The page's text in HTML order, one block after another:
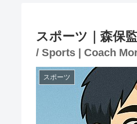
スポーツ｜森保
/ Sports | Coach
スポーツ